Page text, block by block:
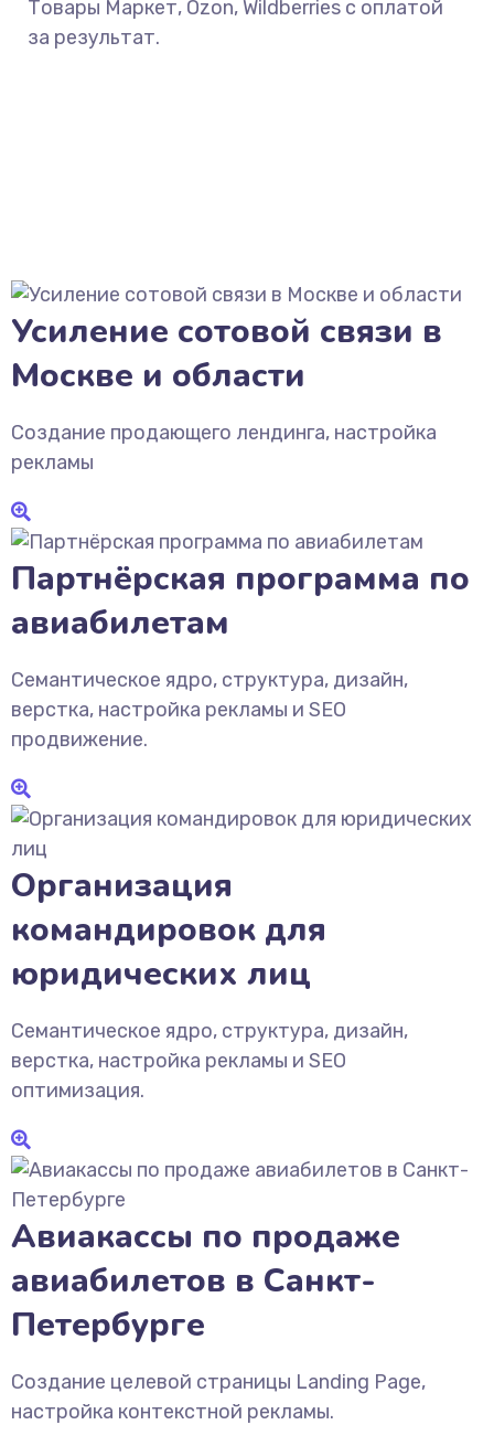
Товары Маркет, Ozon, Wildberries с оплатой
за результат.
Усиление сотовой связи в
Москве и области
Создание продающего лендинга, настройка
рекламы
Партнёрская программа по
авиабилетам
Семантическое ядро, структура, дизайн,
верстка, настройка рекламы и SEO
продвижение.
Организация
командировок для
юридических лиц
Семантическое ядро, структура, дизайн,
верстка, настройка рекламы и SEO
оптимизация.
Авиакассы по продаже
авиабилетов в Санкт-
Петербурге
Создание целевой страницы Landing Page,
настройка контекстной рекламы.